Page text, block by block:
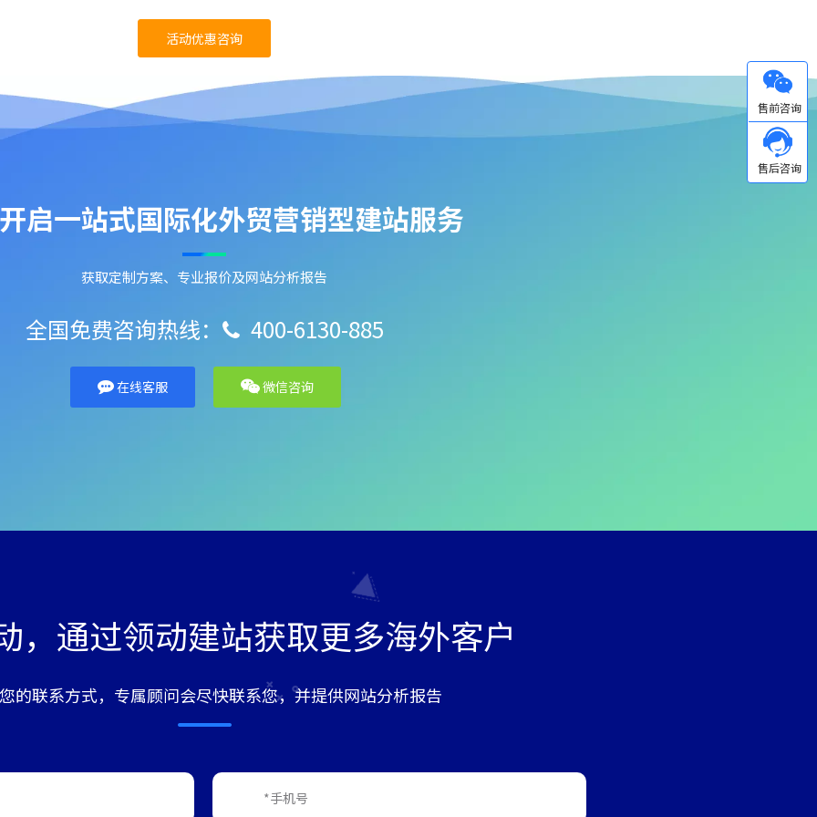
活动优惠咨询
启一站式国际化外贸营销型建站服务
获取定制方案、专业报价及网站分析报告
全国免费咨询热线：  400-6130-885
在线客服 微信咨询
，通过领动建站获取更多海外客户
的联系方式，专属顾问会尽快联系您，并提供网站分析报告
微信